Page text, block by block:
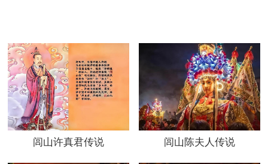
闾山许真君传说 闾山陈夫人传说